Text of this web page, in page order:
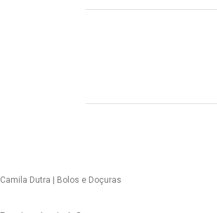
Camila Dutra | Bolos e Doçuras